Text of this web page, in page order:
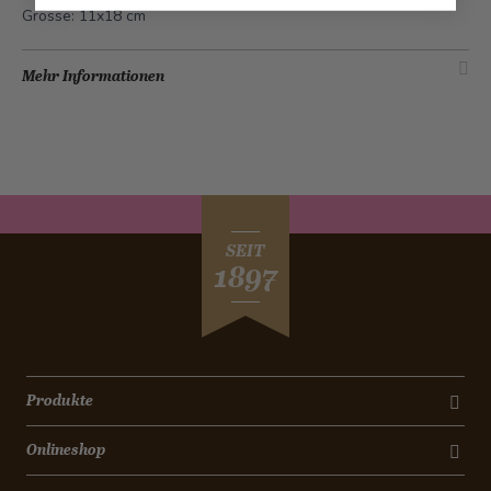
Grösse: 11x18 cm
Mehr Informationen
SEIT
1897
Produkte
Onlineshop